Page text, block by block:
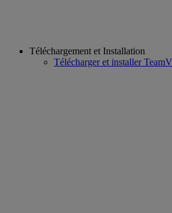
Téléchargement et Installation
Télécharger et installer